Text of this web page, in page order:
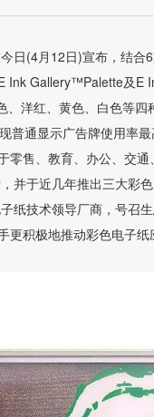
日(4月12日)宣布，结
Ink Gallery™Palette及
洋红、黄色、白色等
普通显示广告牌使用率
零售、教育、办公、交
并于近几年推出三大彩
纸技术领导厂商，号召
更积极地推动彩色电子